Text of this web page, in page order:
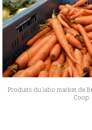
Produits du labo market de
Coop